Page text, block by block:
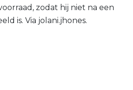
zodat hij niet na een
is. Via jolani.jhones.